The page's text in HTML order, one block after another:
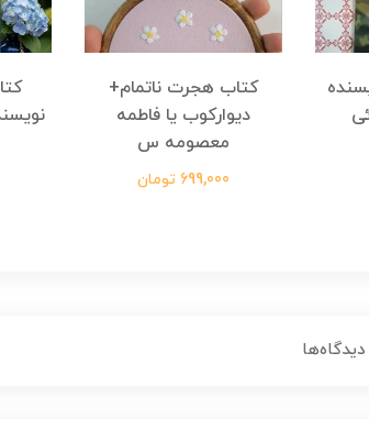
کتاب هجرت ناتمام+
دیوارکوب یا فاطمه
معصومه س
699,000 تومان
دیدگاه‌ها